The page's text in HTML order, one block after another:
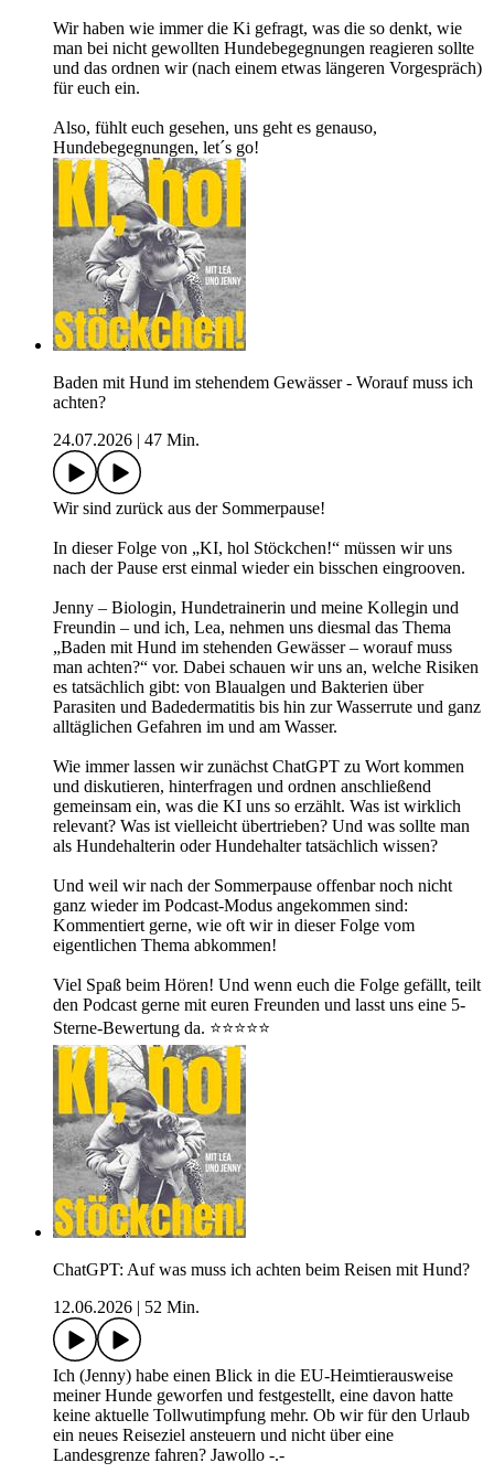
Wir haben wie immer die Ki gefragt, was die so denkt, wie
man bei nicht gewollten Hundebegegnungen reagieren sollte
und das ordnen wir (nach einem etwas längeren Vorgespräch)
für euch ein.
Also, fühlt euch gesehen, uns geht es genauso,
Hundebegegnungen, let´s go!
Baden mit Hund im stehendem Gewässer - Worauf muss ich
achten?
24.07.2026
47 Min.
Wir sind zurück aus der Sommerpause!
In dieser Folge von „KI, hol Stöckchen!“ müssen wir uns
nach der Pause erst einmal wieder ein bisschen eingrooven.
Jenny – Biologin, Hundetrainerin und meine Kollegin und
Freundin – und ich, Lea, nehmen uns diesmal das Thema
„Baden mit Hund im stehenden Gewässer – worauf muss
man achten?“ vor. Dabei schauen wir uns an, welche Risiken
es tatsächlich gibt: von Blaualgen und Bakterien über
Parasiten und Badedermatitis bis hin zur Wasserrute und ganz
alltäglichen Gefahren im und am Wasser.
Wie immer lassen wir zunächst ChatGPT zu Wort kommen
und diskutieren, hinterfragen und ordnen anschließend
gemeinsam ein, was die KI uns so erzählt. Was ist wirklich
relevant? Was ist vielleicht übertrieben? Und was sollte man
als Hundehalterin oder Hundehalter tatsächlich wissen?
Und weil wir nach der Sommerpause offenbar noch nicht
ganz wieder im Podcast-Modus angekommen sind:
Kommentiert gerne, wie oft wir in dieser Folge vom
eigentlichen Thema abkommen!
Viel Spaß beim Hören! Und wenn euch die Folge gefällt, teilt
den Podcast gerne mit euren Freunden und lasst uns eine 5-
Sterne-Bewertung da. ⭐⭐⭐⭐⭐
ChatGPT: Auf was muss ich achten beim Reisen mit Hund?
12.06.2026
52 Min.
Ich (Jenny) habe einen Blick in die EU-Heimtierausweise
meiner Hunde geworfen und festgestellt, eine davon hatte
keine aktuelle Tollwutimpfung mehr. Ob wir für den Urlaub
ein neues Reiseziel ansteuern und nicht über eine
Landesgrenze fahren? Jawollo -.-